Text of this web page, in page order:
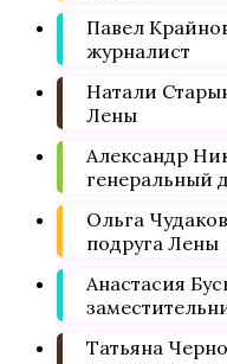
Павел
журналист
Натали
Лены
Александр
генеральный
Ольга
подруга Лены
Анастасия
Татьяна